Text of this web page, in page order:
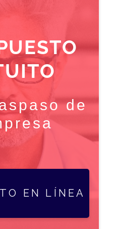
de
EN LÍNEA